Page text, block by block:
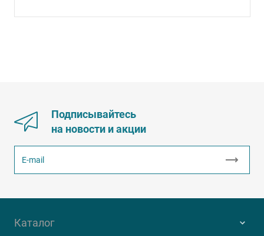
Подписывайтесь
на новости и акции
Каталог